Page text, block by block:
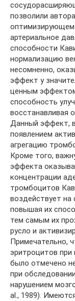
позволили
оптимизирующем
артериальное
способности
нормализацию
несомненно,
эффект у
ценным
способность
восстанавливая
Данный эффект,
появлением
агрегацию
Кроме того,
эффекта
концентрации
тромбоцитов
воздействует
повышая их
тем самым их
русло и
Примечательно,
эритроцитов при
было отмечено
при
нарушением
al., 1989).